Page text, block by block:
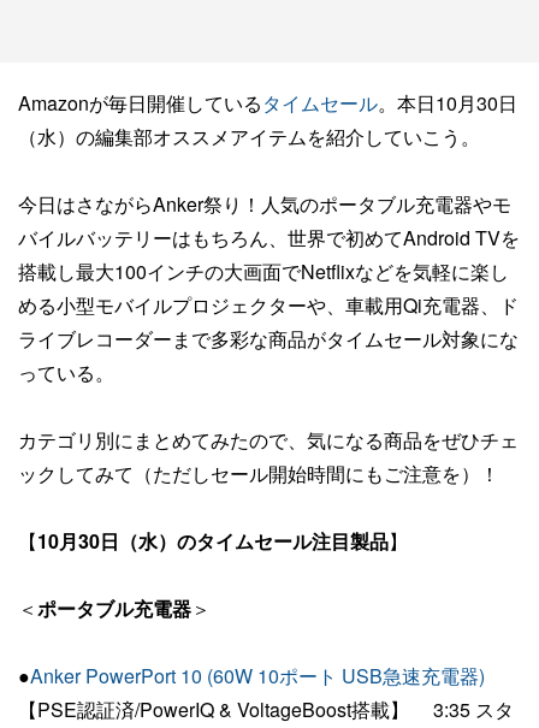
Amazonが毎日開催しているタイムセール。本日10月30日
（水）の編集部オススメアイテムを紹介していこう。
今日はさながらAnker祭り！人気のポータブル充電器やモ
バイルバッテリーはもちろん、世界で初めてAndroid TVを
搭載し最大100インチの大画面でNetflixなどを気軽に楽し
める小型モバイルプロジェクターや、車載用Qi充電器、ド
ライブレコーダーまで多彩な商品がタイムセール対象にな
っている。
カテゴリ別にまとめてみたので、気になる商品をぜひチェ
ックしてみて（ただしセール開始時間にもご注意を）！
【10月30日（水）のタイムセール注目製品】
＜ポータブル充電器＞
●Anker PowerPort 10 (60W 10ポート USB急速充電器)
【PSE認証済/PowerIQ & VoltageBoost搭載】 3:35 スタ